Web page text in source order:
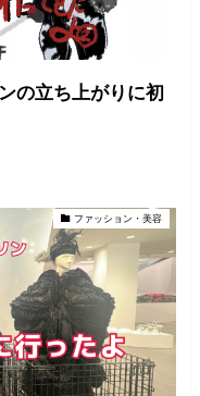
の立ち上がりに初
ファッション・美容